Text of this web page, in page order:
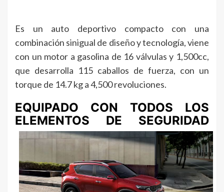
Es un auto deportivo compacto con una
combinación sinigual de diseño y tecnología, viene
con un motor a gasolina de 16 válvulas y 1,500cc,
que desarrolla 115 caballos de fuerza, con un
torque de 14.7 kg a 4,500 revoluciones.
EQUIPADO CON TODOS LOS
ELEMENTOS DE SEGURIDAD